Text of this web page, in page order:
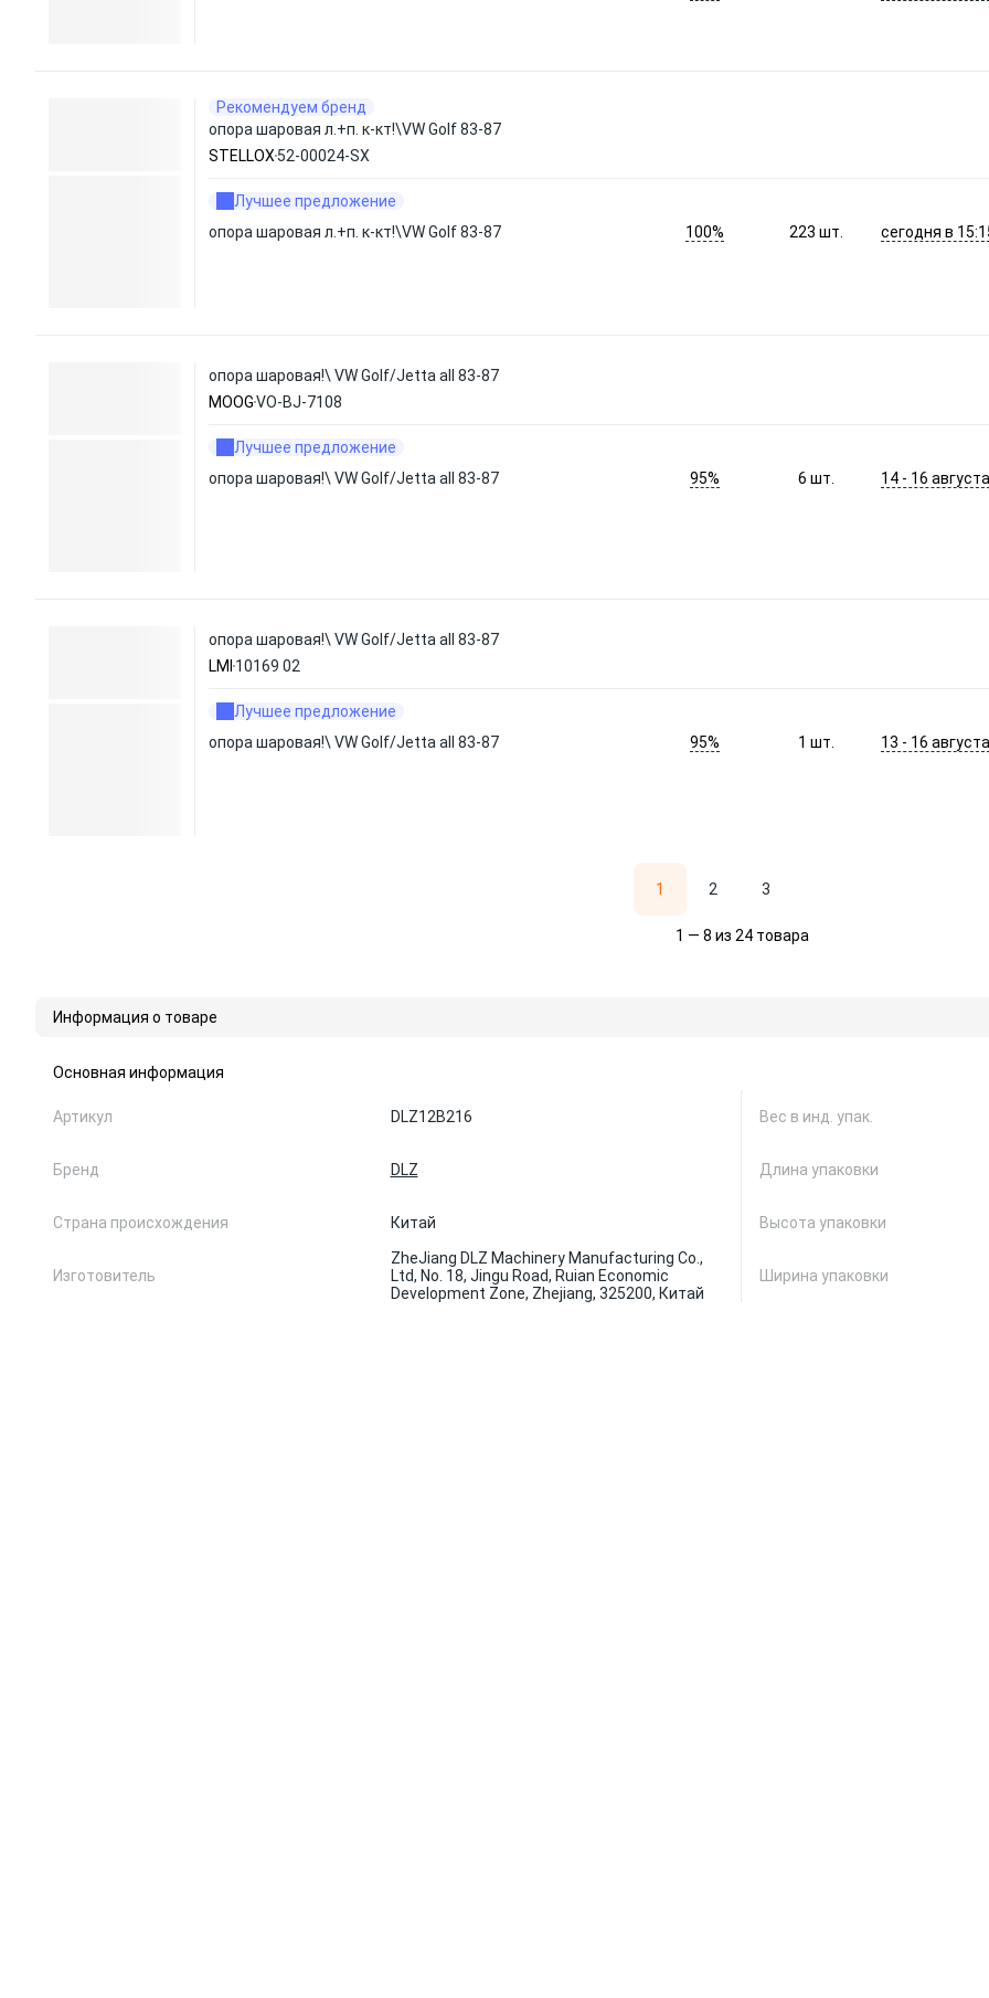
Рекомендуем бренд
опора шаровая л.+п. к-кт!\VW Golf 83-87
STELLOX 52-00024-SX
Лучшее предложение
опора шаровая л.+п. к-кт!\VW Golf 83-87
100% 223шт. сегодня в
опора шаровая!\ VW Golf/Jetta all 83-87
MOOGVO-BJ-7108
Лучшее предложение
опора шаровая!\ VW Golf/Jetta all 83-87
95% 6шт. 14 - 16 августа
опора шаровая!\ VW Golf/Jetta all 83-87
LMI 10169 02
Лучшее предложение
опора шаровая!\ VW Golf/Jetta all 83-87
95% 1шт. 13 - 16 августа
1 2 3
1 — 8 из 24 товара
Информация о товаре
Основная информация
Артикул DLZ12B216
Бренд DLZ
Страна происхождения Китай
Изготовитель
ZheJiang DLZ Machinery Manufacturing Co.,
Ltd, No. 18, Jingu Road, Ruian Economic
Development Zone, Zhejiang, 325200, Китай
Вес в инд. упак.
Длина упаковки
Высота упаковки
Ширина упаковки